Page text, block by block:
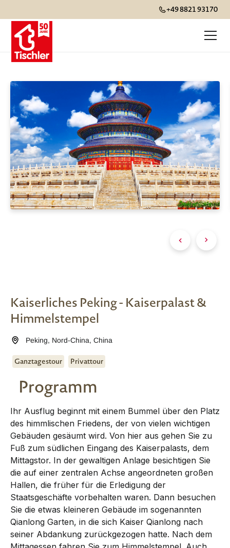
+49 8821 93170
Kaiserliches Peking - Kaiserpalast &
Himmelstempel
Peking, Nord-China,China
Ganztagestour Privattour
Programm
Ihr Ausflug beginnt mit einem Bummel über den Platz
des himmlischen Friedens, der von vielen wichtigen
Gebäuden gesäumt wird. Von hier aus gehen Sie zu
Fuß zum südlichen Eingang des Kaiserpalasts, dem
Mittagstor. In der gewaltigen Anlage besichtigen Sie
die auf einer zentralen Achse angeordneten großen
Hallen, die früher für die Erledigung der
Staatsgeschäfte vorbehalten waren. Dann besuchen
Sie die etwas kleineren Gebäude im sogenannten
Qianlong Garten, in die sich Kaiser Qianlong nach
seiner Abdankung zurückgezogen hatte. Nach dem